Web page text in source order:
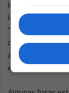
los resultados de
ladera donde
“Queremos que
que la historia se
a la AP, pidiendo
excavación.